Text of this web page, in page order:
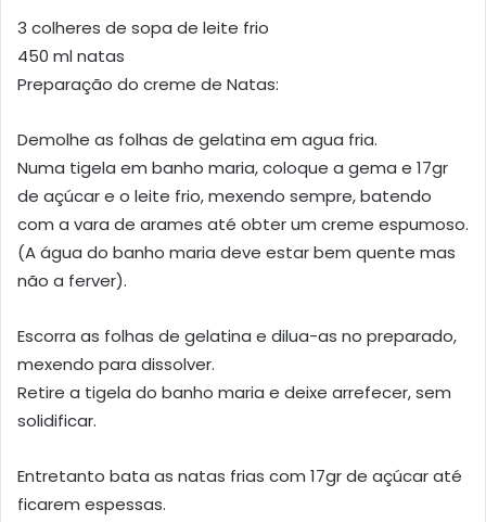
3 colheres de sopa de leite frio
450 ml natas
Preparação do creme de Natas:
Demolhe as folhas de gelatina em agua fria.
Numa tigela em banho maria, coloque a gema e 17gr
de açúcar e o leite frio, mexendo sempre, batendo
com a vara de arames até obter um creme espumoso.
(A água do banho maria deve estar bem quente mas
não a ferver).
Escorra as folhas de gelatina e dilua-as no preparado,
mexendo para dissolver.
Retire a tigela do banho maria e deixe arrefecer, sem
solidificar.
Entretanto bata as natas frias com 17gr de açúcar até
ficarem espessas.